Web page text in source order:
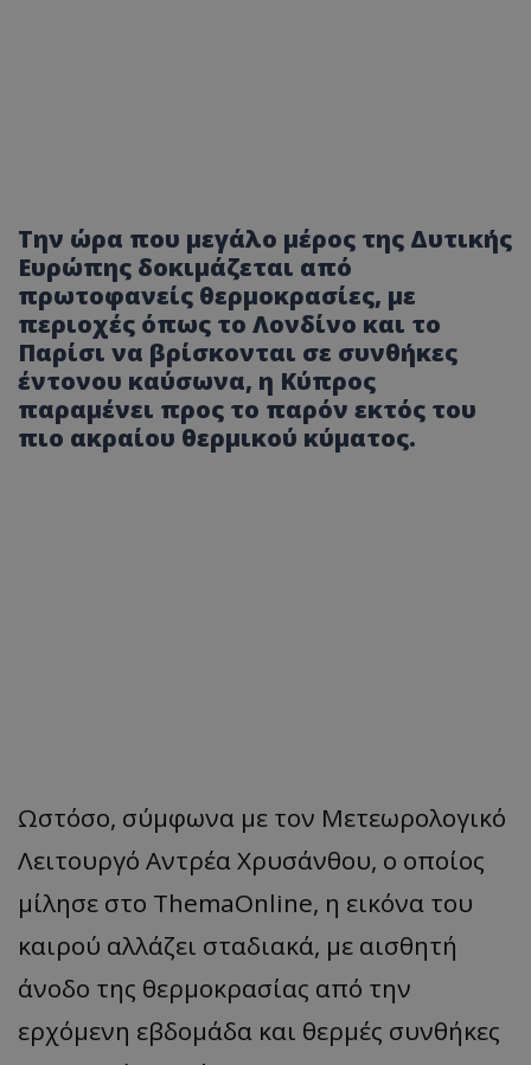
Την ώρα που μεγάλο μέρος της Δυτικής
Ευρώπης δοκιμάζεται από
πρωτοφανείς θερμοκρασίες, με
περιοχές όπως το Λονδίνο και το
Παρίσι να βρίσκονται σε συνθήκες
έντονου καύσωνα, η Κύπρος
παραμένει προς το παρόν εκτός του
πιο ακραίου θερμικού κύματος.
Ωστόσο, σύμφωνα με τον Μετεωρολογικό
Λειτουργό Αντρέα Χρυσάνθου, ο οποίος
μίλησε στο ThemaOnline, η εικόνα του
καιρού αλλάζει σταδιακά, με αισθητή
άνοδο της θερμοκρασίας από την
ερχόμενη εβδομάδα και θερμές συνθήκες